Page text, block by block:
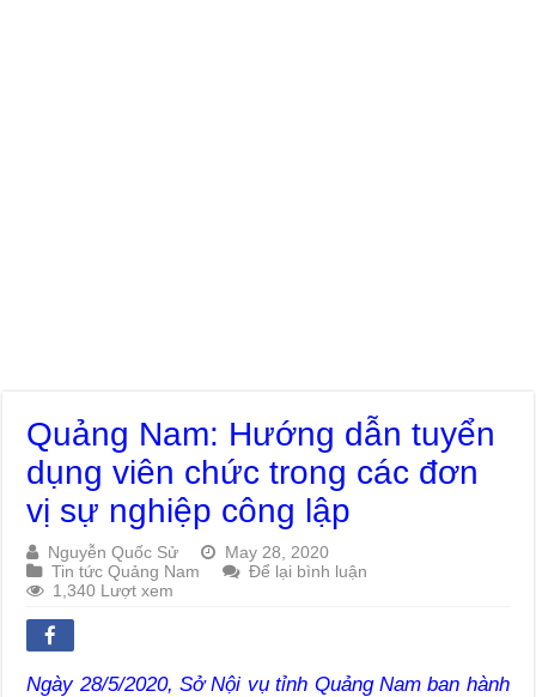
Quảng Nam: Hướng dẫn tuyển
dụng viên chức trong các đơn
vị sự nghiệp công lập
Nguyễn Quốc Sử
May 28, 2020
Tin tức Quảng Nam
Để lại bình luận
1,340 Lượt xem
Ngày 28/5/2020, Sở Nội vụ tỉnh Quảng Nam ban hành